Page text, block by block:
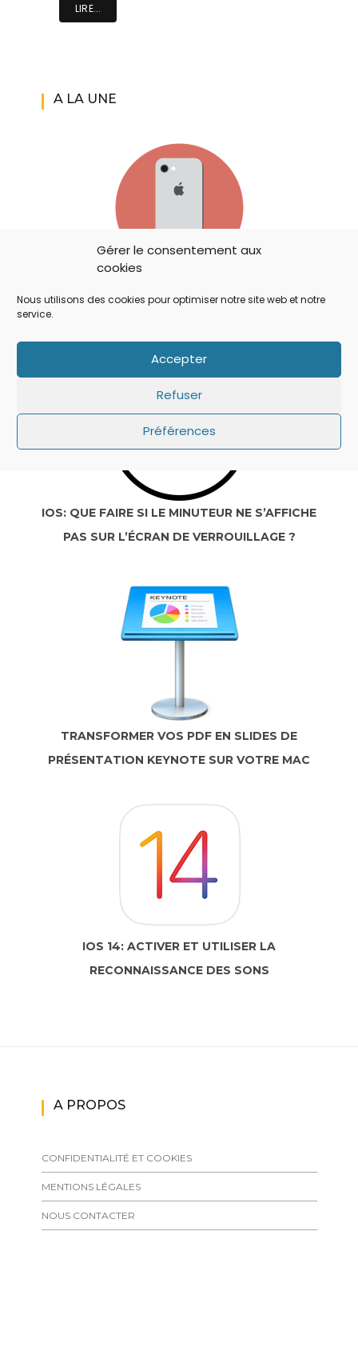
Gérer le consentement aux
cookies
Nous utilisons des cookies pour optimiser notre site web et notre
service.
Accepter
Refuser
Préférences
LIRE...
A LA UNE
SECRET QUI A ÉCHAPPÉ À TOUT LE MONDE !
IOS: QUE FAIRE SI LE MINUTEUR NE S’AFFICHE
PAS SUR L’ÉCRAN DE VERROUILLAGE ?
TRANSFORMER VOS PDF EN SLIDES DE
PRÉSENTATION KEYNOTE SUR VOTRE MAC
IOS 14: ACTIVER ET UTILISER LA
RECONNAISSANCE DES SONS
A PROPOS
CONFIDENTIALITÉ ET COOKIES
MENTIONS LÉGALES
NOUS CONTACTER